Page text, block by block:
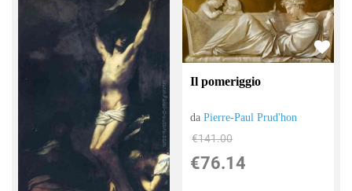
Il pomeriggio
daPierre-Paul Prud'hon
€141.00
€76.14